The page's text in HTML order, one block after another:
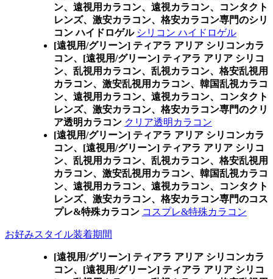
ン、遠視用カラコン、遠視カラコン、コンタクト
レンズ、激安カラコン、格安カラコン専門のシリ
コン ハイドロゲル シリコン ハイドロゲル
[遠視用/グリーン] ティアラ アリア シリコンカラ
コン、 [遠視用/グリーン] ティアラ アリア シリコ
ン、乱視用カラコン、乱視カラコン、格安乱視用
カラコン、激安乱視用カラコン、韓国乱視カラコ
ン、遠視用カラコン、遠視カラコン、コンタクト
レンズ、激安カラコン、格安カラコン専門のクリ
ア透明カラコン クリア透明カラコン
[遠視用/グリーン] ティアラ アリア シリコンカラ
コン、 [遠視用/グリーン] ティアラ アリア シリコ
ン、乱視用カラコン、乱視カラコン、格安乱視用
カラコン、激安乱視用カラコン、韓国乱視カラコ
ン、遠視用カラコン、遠視カラコン、コンタクト
レンズ、激安カラコン、格安カラコン専門のコス
プレ&特殊カラコン コスプレ&特殊カラコン
お好みスタイル装着期間
[遠視用/グリーン] ティアラ アリア シリコンカラ
コン、 [遠視用/グリーン] ティアラ アリア シリコ